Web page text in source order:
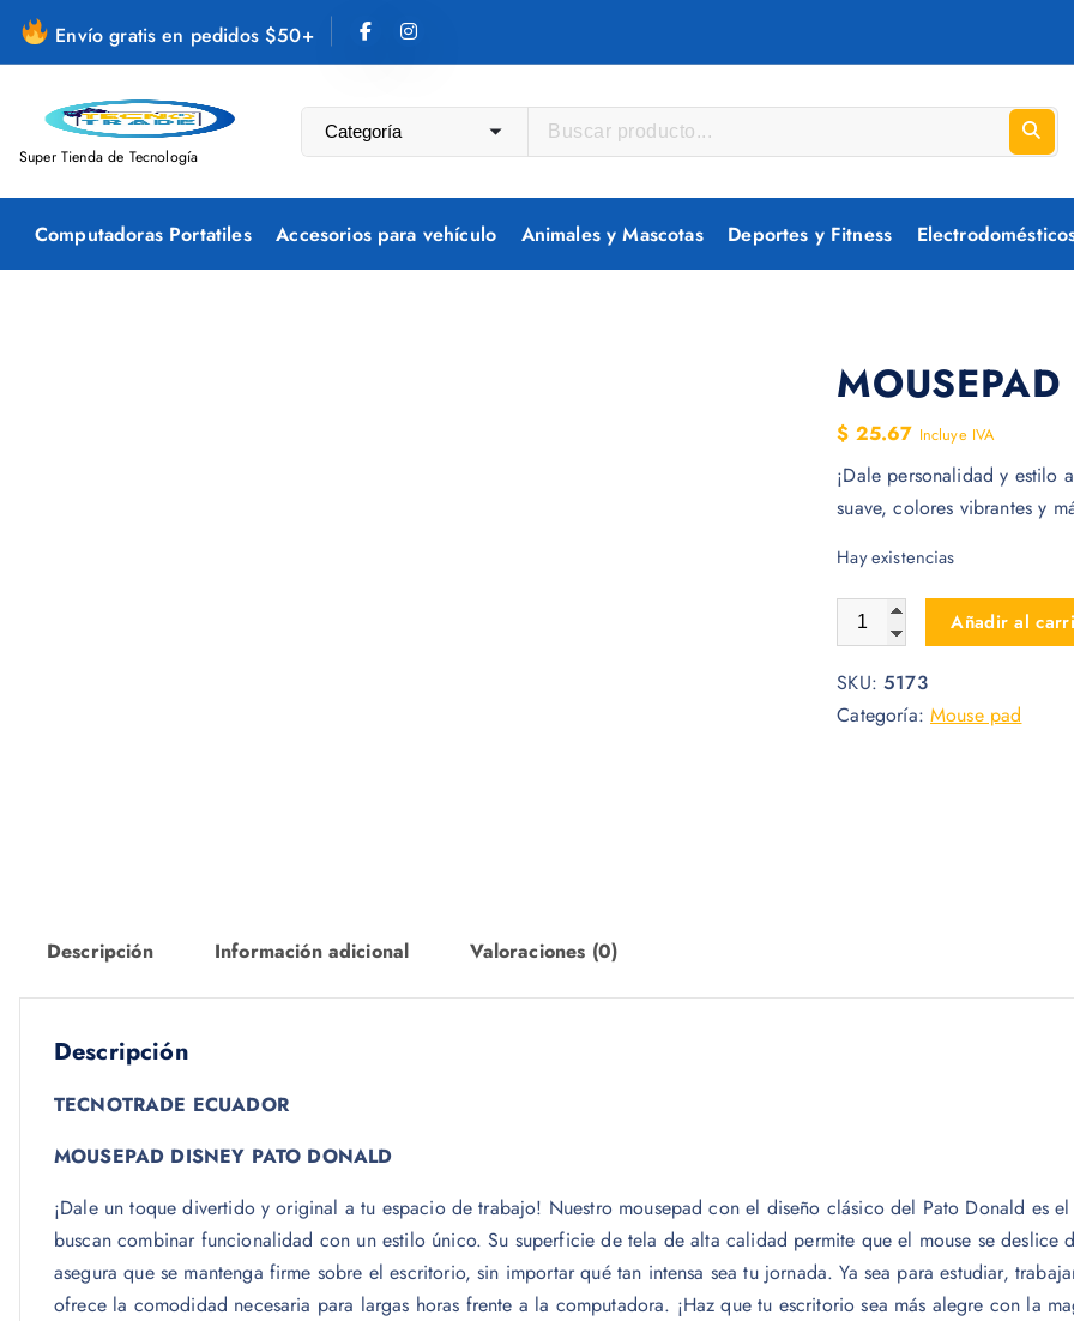
c
Envío gratis en pedidos $50+
Super Tienda de Tecnología
Computadoras Portatiles Accesorios para vehículo Animales y Mascotas Deportes y Fitness
$ 25.67 Incluye IVA
¡Dale personalidad y estilo
suave, colores vibrantes y
Hay existencias
MOUSEPAD DISNEY
Añadir al
SKU:5173
Categoría:Mouse pad
Descripción Información adicional Valoraciones (0)
Descripción
TECNOTRADE ECUADOR
MOUSEPAD DISNEY PATO DONALD
¡Dale un toque divertido y original a tu espacio de trabajo! Nuestro mousepad con el diseño clásico del Pato Donald es
buscan combinar funcionalidad con un estilo único. Su superficie de tela de alta calidad permite que el mouse se deslice
asegura que se mantenga firme sobre el escritorio, sin importar qué tan intensa sea tu jornada. Ya sea para estudiar,
ofrece la comodidad necesaria para largas horas frente a la computadora. ¡Haz que tu escritorio sea más alegre con la